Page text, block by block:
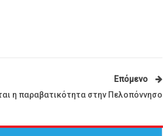
Επόμενο
η παραβατικότητα στην Πελοπόννησο